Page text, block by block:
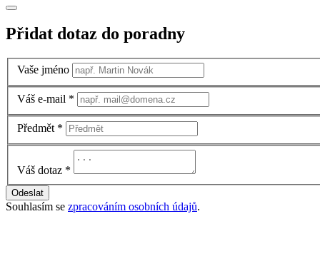
Přidat dotaz do poradny
Vaše jméno
Váš e-mail *
Předmět *
Váš dotaz *
Odeslat
Souhlasím se zpracováním osobních údajů.